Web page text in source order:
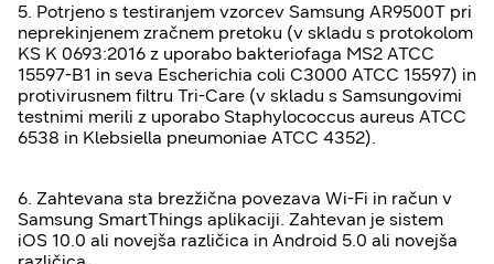
5. Potrjeno s testiranjem vzorcev Samsung AR9500T pri
neprekinjenem zračnem pretoku (v skladu s protokolom
KS K 0693:2016 z uporabo bakteriofaga MS2 ATCC
15597-B1 in seva Escherichia coli C3000 ATCC 15597) in
protivirusnem filtru Tri-Care (v skladu s Samsungovimi
testnimi merili z uporabo Staphylococcus aureus ATCC
6538 in Klebsiella pneumoniae ATCC 4352).
6. Zahtevana sta brezžična povezava Wi-Fi in račun v
Samsung SmartThings aplikaciji. Zahtevan je sistem
iOS 10.0 ali novejša različica in Android 5.0 ali novejša